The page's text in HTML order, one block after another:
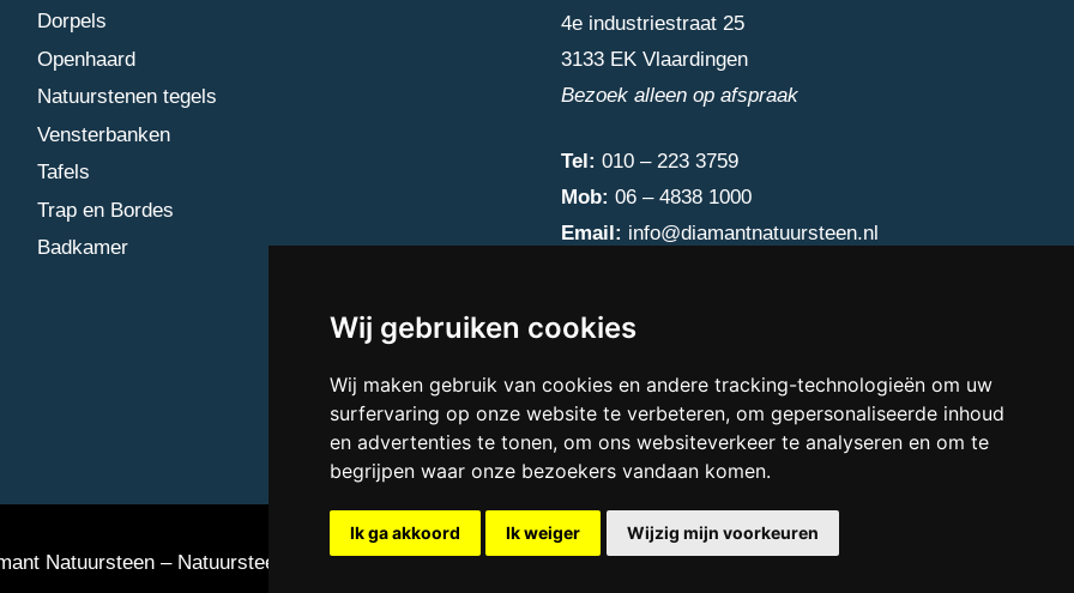
Wij gebruiken cookies
Wij maken gebruik van cookies en andere tracking-technologieën om uw
surfervaring op onze website te verbeteren, om gepersonaliseerde inhoud
en advertenties te tonen, om ons websiteverkeer te analyseren en om te
begrijpen waar onze bezoekers vandaan komen.
Ik ga akkoord Ik weiger Wijzig mijn voorkeuren
Dorpels
Openhaard
Natuurstenen tegels
Vensterbanken
Tafels
Trap en Bordes
Badkamer
4e industriestraat 25
3133 EK Vlaardingen
Bezoek alleen op afspraak
Tel: 010 – 223 3759
Mob: 06 – 4838 1000
Email: info@diamantnatuursteen.nl
Natuursteen – Natuursteen bedrijf Vlaardingen Update cookies preferences